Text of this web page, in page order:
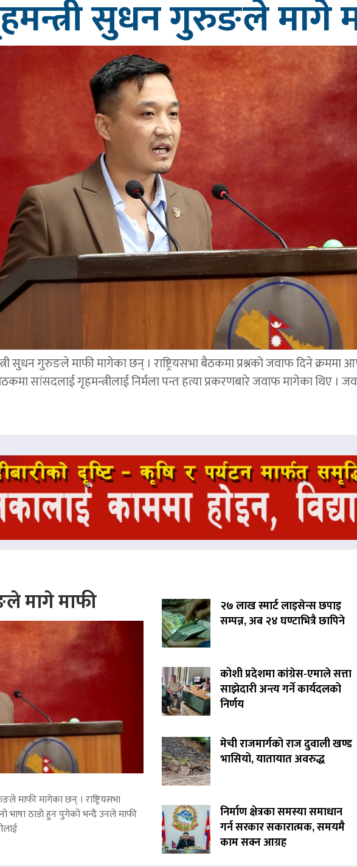
सुधन गुरुङले मागे
सुधन गुरुङले माफी मागेका छन् । राष्ट्रियसभा बैठकमा प्रश्नको जवाफ दिने क्रममा
सांसदलाई गृहमन्त्रीलाई निर्मला पन्त हत्या प्रकरणबारे जवाफ मागेका थिए ।
मागे माफी
माफी मागेका छन् । राष्ट्रियसभा
भाषा ठाडो हुन पुगेको भन्दै उनले माफी
२७ लाख स्मार्ट लाइसेन्स छपाइ
सम्पन्न, अब २४ घण्टाभित्रै छापिने
कोशी प्रदेशमा कांग्रेस-एमाले सत्ता
साझेदारी अन्त्य गर्ने कार्यदलको
निर्णय
मेची राजमार्गको राज दुवाली खण्ड
भासियो, यातायात अवरुद्ध
निर्माण क्षेत्रका समस्या समाधान
गर्न सरकार सकारात्मक, समयमै
काम सक्न आग्रह